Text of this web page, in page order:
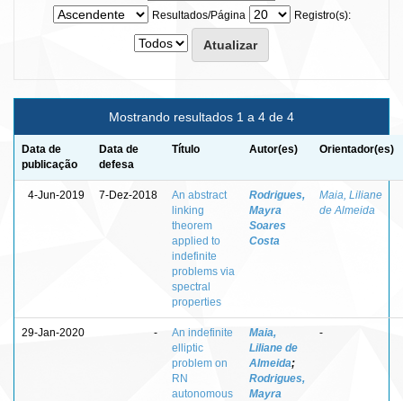
Resultados/Página
Registro(s):
Mostrando resultados 1 a 4 de 4
Data de
publicação
Data de
defesa
Título Autor(es) Orientador(es)
4-Jun-2019 7-Dez-2018
An abstract
linking
theorem
applied to
indefinite
problems via
spectral
properties
Rodrigues,
Mayra
Soares
Costa
Maia, Liliane
de Almeida
29-Jan-2020 -
An indefinite
elliptic
problem on
RN
autonomous
Maia,
Liliane de
Almeida;
Rodrigues,
Mayra
-